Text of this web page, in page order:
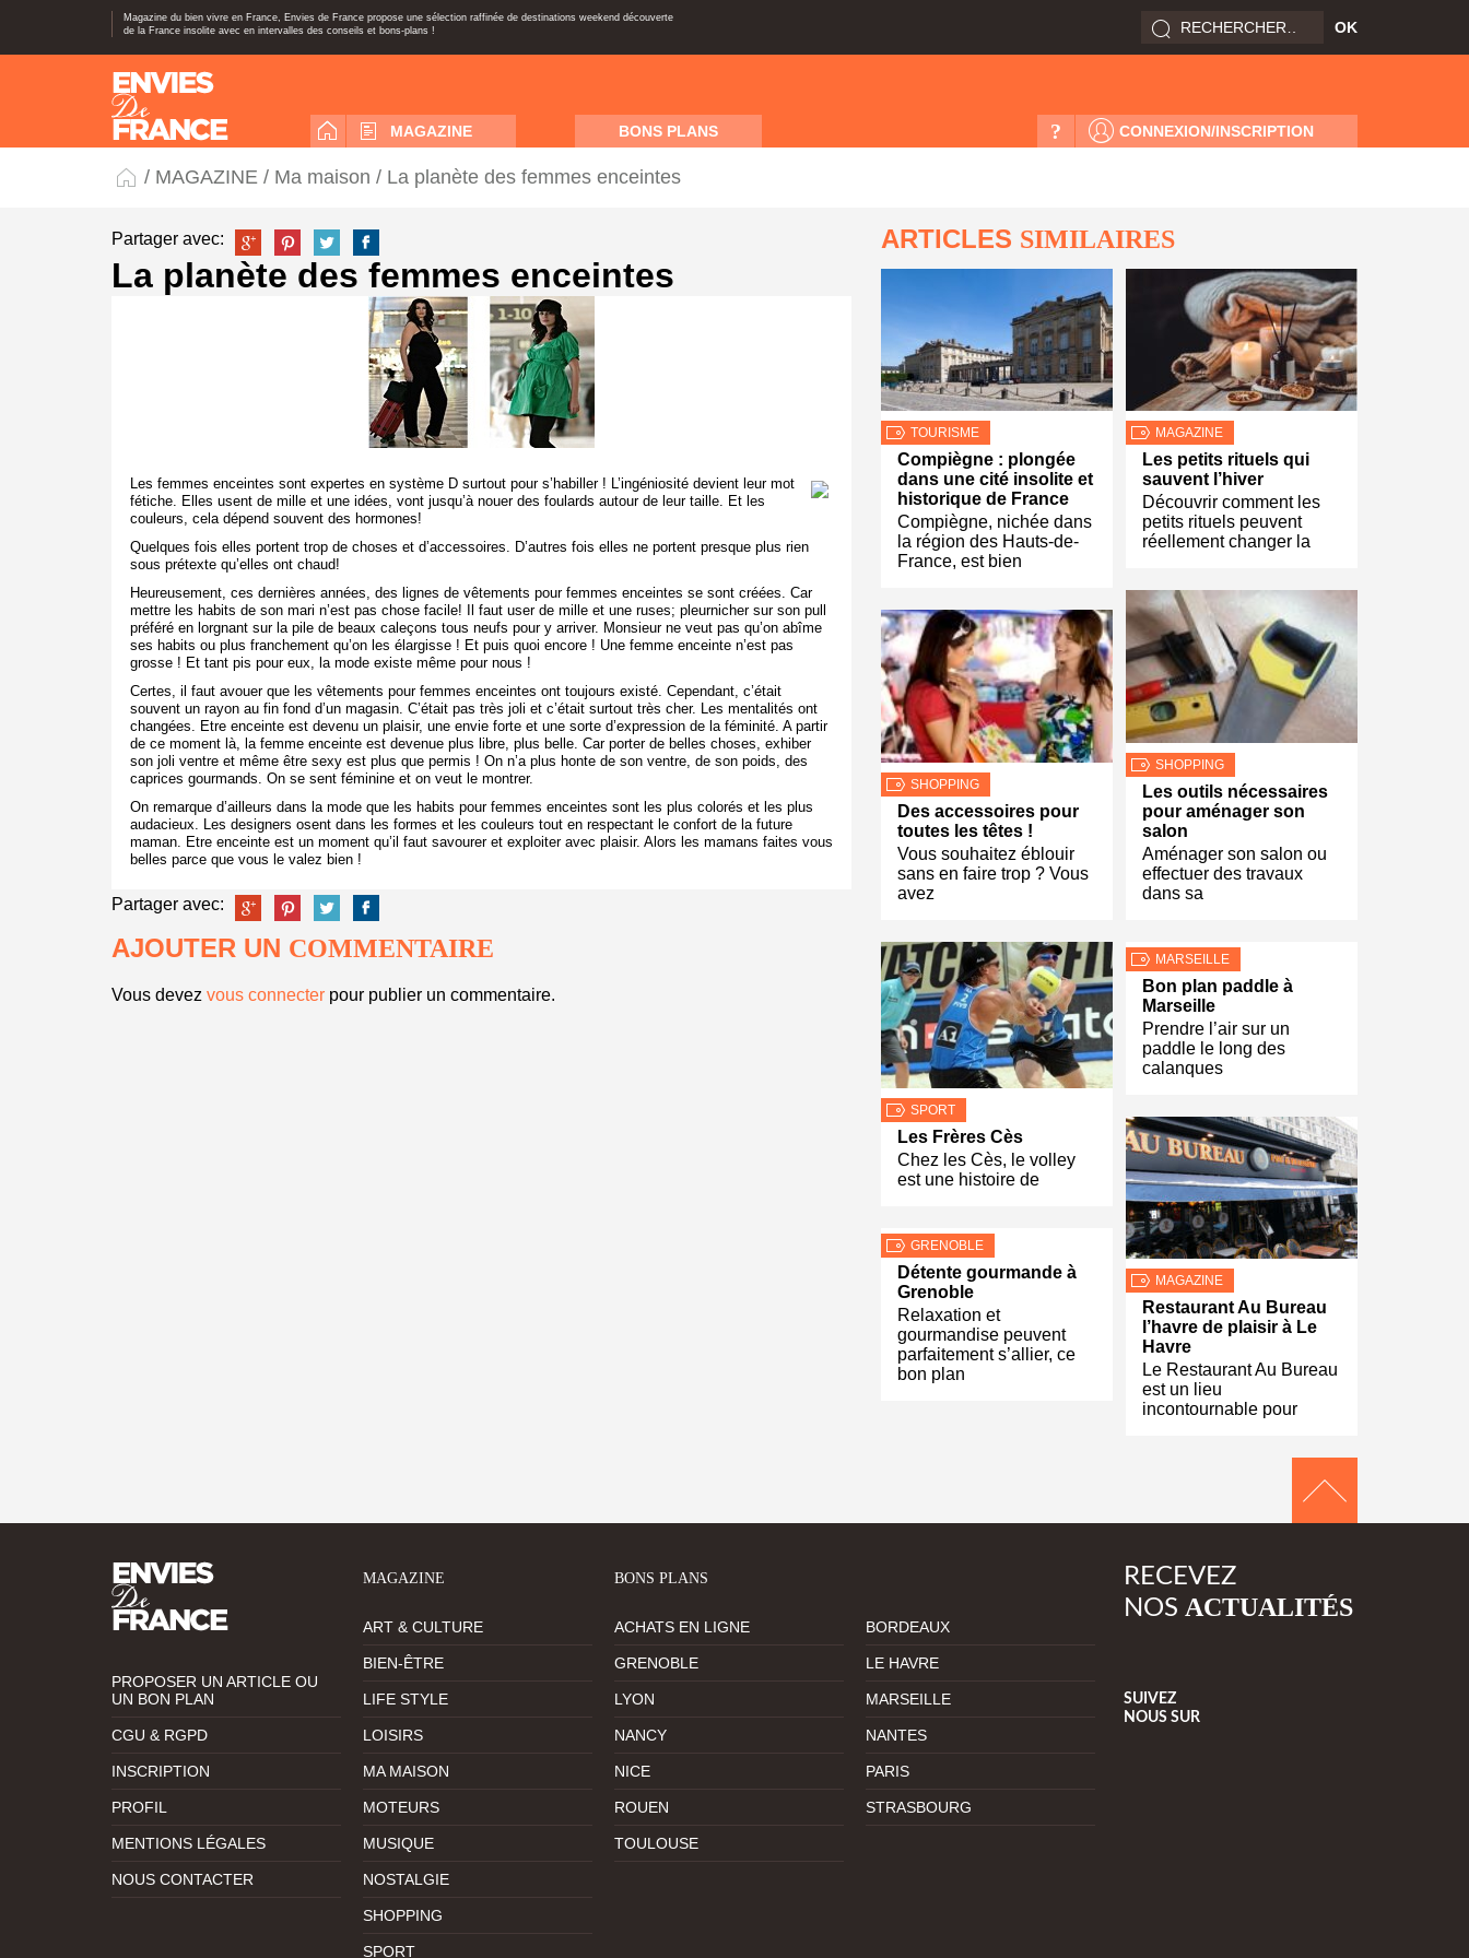
Magazine du bien vivre en France, Envies de France propose une sélection raffinée de destinations weekend découverte
de la France insolite avec en intervalles des conseils et bons-plans !
MAGAZINE BONS PLANS CONNEXION/INSCRIPTION
?
/ MAGAZINE / Ma maison / La planète des femmes enceintes
Partager avec:
La planète des femmes enceintes
Les femmes enceintes sont expertes en système D surtout pour s’habiller ! L’ingéniosité devient leur mot
fétiche. Elles usent de mille et une idées, vont jusqu’à nouer des foulards autour de leur taille. Et les
couleurs, cela dépend souvent des hormones!
Quelques fois elles portent trop de choses et d’accessoires. D’autres fois elles ne portent presque plus rien
sous prétexte qu’elles ont chaud!
Heureusement, ces dernières années, des lignes de vêtements pour femmes enceintes se sont créées. Car
mettre les habits de son mari n’est pas chose facile! Il faut user de mille et une ruses; pleurnicher sur son pull
préféré en lorgnant sur la pile de beaux caleçons tous neufs pour y arriver. Monsieur ne veut pas qu’on abîme
ses habits ou plus franchement qu’on les élargisse ! Et puis quoi encore ! Une femme enceinte n’est pas
grosse ! Et tant pis pour eux, la mode existe même pour nous !
Certes, il faut avouer que les vêtements pour femmes enceintes ont toujours existé. Cependant, c’était
souvent un rayon au fin fond d’un magasin. C’était pas très joli et c’était surtout très cher. Les mentalités ont
changées. Etre enceinte est devenu un plaisir, une envie forte et une sorte d’expression de la féminité. A partir
de ce moment là, la femme enceinte est devenue plus libre, plus belle. Car porter de belles choses, exhiber
son joli ventre et même être sexy est plus que permis ! On n’a plus honte de son ventre, de son poids, des
caprices gourmands. On se sent féminine et on veut le montrer.
On remarque d’ailleurs dans la mode que les habits pour femmes enceintes sont les plus colorés et les plus
audacieux. Les designers osent dans les formes et les couleurs tout en respectant le confort de la future
maman. Etre enceinte est un moment qu’il faut savourer et exploiter avec plaisir. Alors les mamans faites vous
belles parce que vous le valez bien !
Partager avec:
AJOUTER UN COMMENTAIRE
Vous devez vous connecter pour publier un commentaire.
ARTICLES SIMILAIRES
TOURISME
Compiègne : plongée
dans une cité insolite et
historique de France
Compiègne, nichée dans
la région des Hauts-de-
France, est bien
SHOPPING
Des accessoires pour
toutes les têtes !
Vous souhaitez éblouir
sans en faire trop ? Vous
avez
SPORT
Les Frères Cès
Chez les Cès, le volley
est une histoire de
GRENOBLE
Détente gourmande à
Grenoble
Relaxation et
gourmandise peuvent
parfaitement s’allier, ce
bon plan
MAGAZINE
Les petits rituels qui
sauvent l’hiver
Découvrir comment les
petits rituels peuvent
réellement changer la
SHOPPING
Les outils nécessaires
pour aménager son
salon
Aménager son salon ou
effectuer des travaux
dans sa
MARSEILLE
Bon plan paddle à
Marseille
Prendre l’air sur un
paddle le long des
calanques
MAGAZINE
Restaurant Au Bureau
l’havre de plaisir à Le
Havre
Le Restaurant Au Bureau
est un lieu
incontournable pour
PROPOSER UN ARTICLE OU
UN BON PLAN
CGU & RGPD
INSCRIPTION
PROFIL
MENTIONS LÉGALES
NOUS CONTACTER
MAGAZINE
ART & CULTURE
BIEN-ÊTRE
LIFE STYLE
LOISIRS
MA MAISON
MOTEURS
MUSIQUE
NOSTALGIE
SHOPPING
SPORT
BONS PLANS
ACHATS EN LIGNE BORDEAUX
GRENOBLE LE HAVRE
LYON MARSEILLE
NANCY NANTES
NICE PARIS
ROUEN STRASBOURG
TOULOUSE
RECEVEZ
NOS ACTUALITÉS
SUIVEZ
NOUS SUR